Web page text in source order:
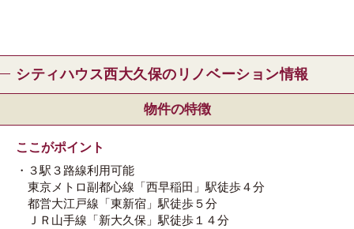
シティハウス西大久保のリノベーション情報
物件の特徴
ここがポイント
・３駅３路線利用可能
東京メトロ副都心線「西早稲田」駅徒歩４分
都営大江戸線「東新宿」駅徒歩５分
ＪＲ山手線「新大久保」駅徒歩１４分